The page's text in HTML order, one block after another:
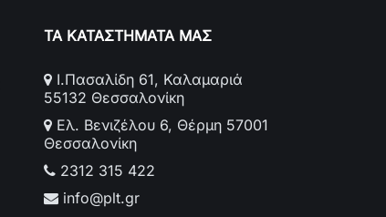
ΤΑ ΚΑΤΑΣΤΗΜΑΤΑ ΜΑΣ
Ι.Πασαλίδη 61, Καλαμαριά
55132 Θεσσαλονίκη
Ελ. Βενιζέλου 6, Θέρμη 57001
Θεσσαλονίκη
2312 315 422
info@plt.gr